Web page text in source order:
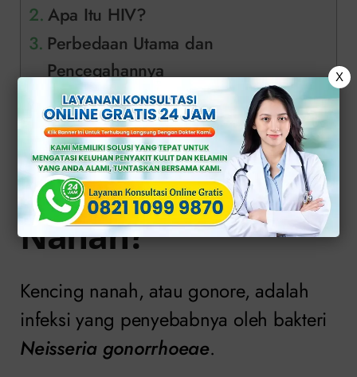
Apa Itu HIV?
Perbedaan Utama dan
Pencegahannya
Solusi Menangani Kencing Nanah
dan HIV di Klinik Apollo
Apa Itu Kencing
Nanah?
Kencing nanah, atau gonore, adalah
infeksi yang penyebabnya oleh bakteri
Neisseria gonorrhoeae.
X